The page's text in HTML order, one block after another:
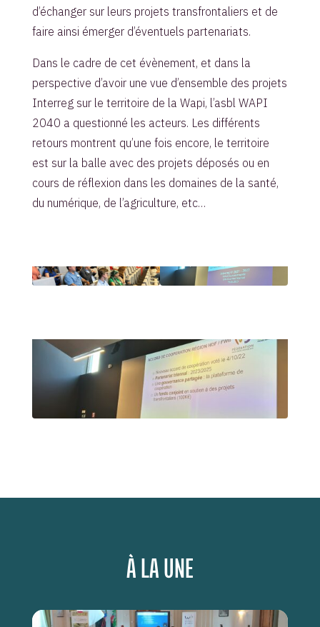
d’échanger sur leurs projets transfrontaliers et de
faire ainsi émerger d’éventuels partenariats.
Dans le cadre de cet évènement, et dans la
perspective d’avoir une vue d’ensemble des projets
Interreg sur le territoire de la Wapi, l’asbl WAPI
2040 a questionné les acteurs. Les différents
retours montrent qu’une fois encore, le territoire
est sur la balle avec des projets déposés ou en
cours de réflexion dans les domaines de la santé,
du numérique, de l’agriculture, etc…
À LA UNE